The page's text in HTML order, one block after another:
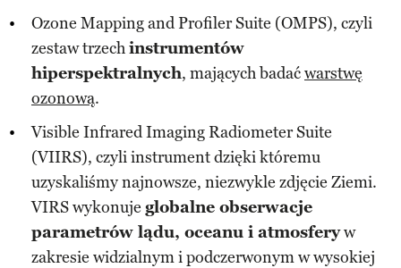
Ozone Mapping and Profiler Suite (OMPS), czyli
zestaw trzechinstrumentów
hiperspektralnych, mających badaćwarstwę
ozonową.
Visible Infrared Imaging Radiometer Suite
(VIIRS), czyli instrument dzięki któremu
uzyskaliśmy najnowsze, niezwykle zdjęcie Ziemi.
VIRS wykonuje globalne obserwacje
parametrów lądu, oceanu i atmosferyw
zakresie widzialnym i podczerwonym w wysokiej